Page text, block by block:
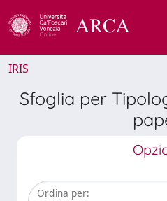
IRIS
Sfoglia per
Ordina per: